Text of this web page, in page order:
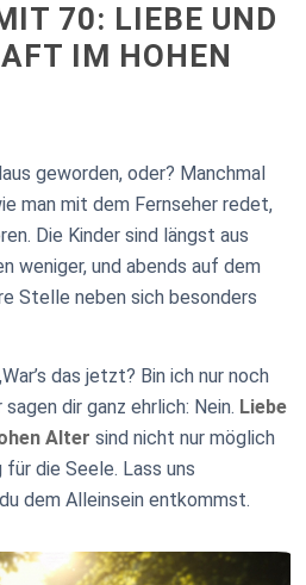
70: LIEBE UND
IM HOHEN
geworden, oder? Manchmal
man mit dem Fernseher redet,
Die Kinder sind längst aus
weniger, und abends auf dem
Stelle neben sich besonders
das jetzt? Bin ich nur noch
dir ganz ehrlich: Nein. Liebe
Alter sind nicht nur möglich
die Seele. Lass uns
dem Alleinsein entkommst.